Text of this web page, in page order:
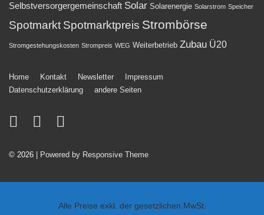
Selbstversorgergemeinschaft Solar Solarenergie Solarstrom Speicher
Spotmarkt Spotmarktpreis Strombörse
Stromgestehungskosten Strompreis WEG Weiterbetrieb Zubau Ü20
Footer-
Menü
Home Kontakt Newsletter
Impressum
Datenschutzerklärung
andere Seiten
© 2026 | Powered by Responsive Theme
Alle Preise exkl. der gesetzlichen MwSt.